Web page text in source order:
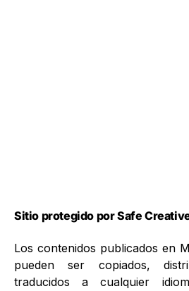
Sitio protegido por Safe
Los contenidos publicados en
pueden ser copiados,
traducidos a cualquier